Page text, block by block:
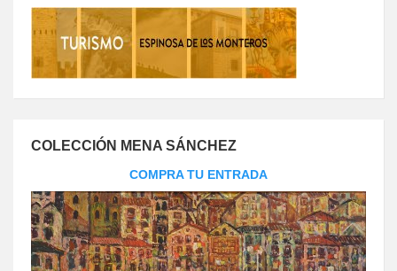
COLECCIÓN MENA SÁNCHEZ
COMPRA TU ENTRADA